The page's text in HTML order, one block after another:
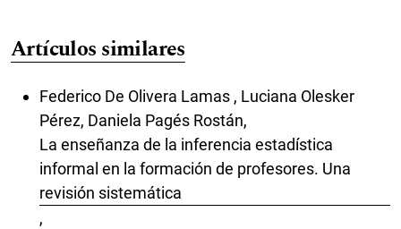
Artículos similares
Federico De Olivera Lamas , Luciana Olesker
Pérez, Daniela Pagés Rostán,
La enseñanza de la inferencia estadística
informal en la formación de profesores. Una
revisión sistemática
,